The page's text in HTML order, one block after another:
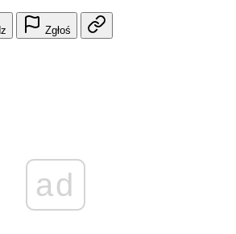
Zgłoś
ad